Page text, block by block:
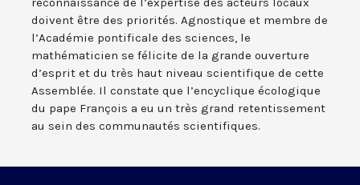
doivent être des priorités. Agnostique et membre de
l’Académie pontificale des sciences, le
mathématicien se félicite de la grande ouverture
d’esprit et du très haut niveau scientifique de cette
Assemblée. Il constate que l’encyclique écologique
du pape François a eu un très grand retentissement
au sein des communautés scientifiques.